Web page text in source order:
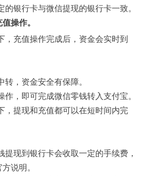
的银行卡与微信提现的银行卡一致。
操作。
，充值操作完成后，资金会实时到
转，资金安全有保障。
作，即可完成微信零钱转入支付宝。
，提现和充值都可以在短时间内完
提现到银行卡会收取一定的手续费，
说明。